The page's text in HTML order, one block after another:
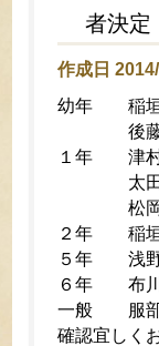
者決定
作成日
幼年 稲垣
後藤
１年 津村
太田
松岡
２年 稲垣
５年 浅野
６年 布川
一般 服
確認宜しく